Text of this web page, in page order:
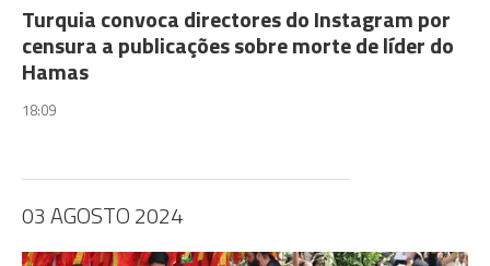
Turquia convoca directores do Instagram por
censura a publicações sobre morte de líder do
Hamas
18:09
03 AGOSTO 2024